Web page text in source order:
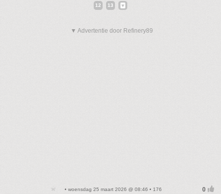
12 13
▼ Advertentie door Refinery89
• woensdag 25 maart 2026 @ 08:46 • 176